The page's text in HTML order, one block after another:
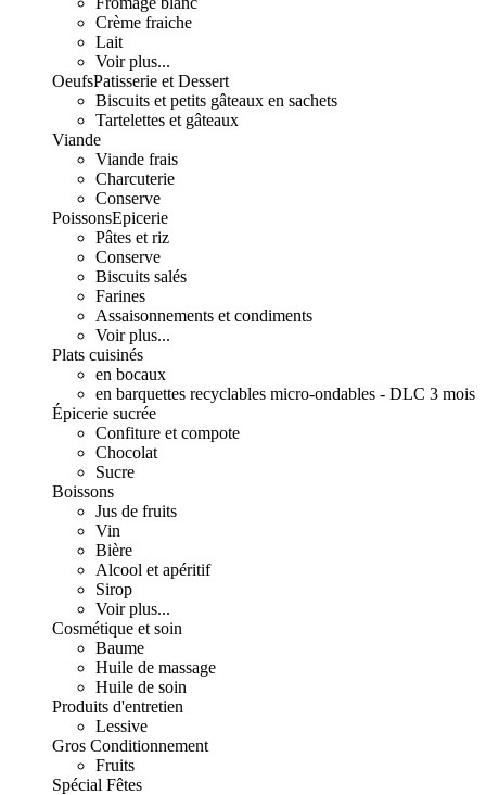
Crème fraiche
Lait
Voir plus...
OeufsPatisserie et Dessert
Biscuits et petits gâteaux en sachets
Tartelettes et gâteaux
Viande
Viande frais
Charcuterie
Conserve
PoissonsEpicerie
Pâtes et riz
Conserve
Biscuits salés
Farines
Assaisonnements et condiments
Voir plus...
Plats cuisinés
en bocaux
en barquettes recyclables micro-ondables - DLC 3 mois
Épicerie sucrée
Confiture et compote
Chocolat
Sucre
Boissons
Jus de fruits
Vin
Bière
Alcool et apéritif
Sirop
Voir plus...
Cosmétique et soin
Baume
Huile de massage
Huile de soin
Produits d'entretien
Lessive
Gros Conditionnement
Fruits
Spécial Fêtes